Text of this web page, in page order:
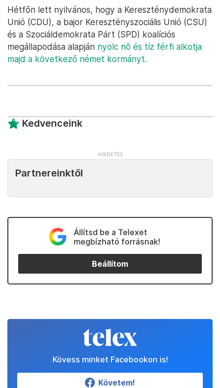
Hétfőn lett nyilvános, hogy a Kereszténydemokrata
Unió (CDU), a bajor Keresztényszociális Unió (CSU)
és a Szociáldemokrata Párt (SPD) koalíciós
megállapodása alapján nyolc nő és tíz férfi alkotja
majd a következő német kormányt.
Kedvenceink
Partnereinktől
Állítsd be a Telexet
megbízható forrásnak!
Beállítom
Kövess minket Facebookon is!
Követem!